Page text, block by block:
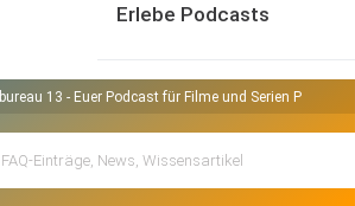
Erlebe Podcasts
bureau 13 - Euer Podcast für Filme und Serien Podcast